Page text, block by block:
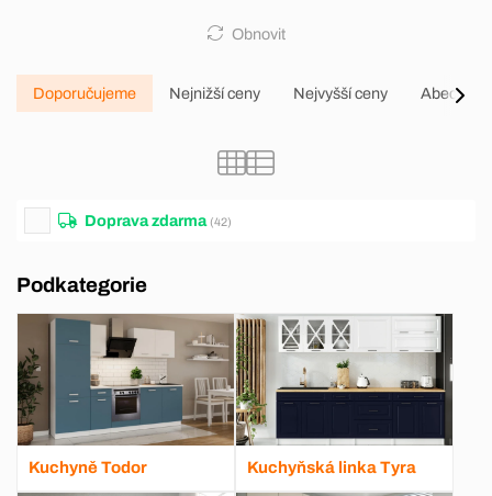
Obnovit
Doporučujeme Nejnižší ceny Nejvyšší ceny Abecedně
Doprava zdarma (42)
Podkategorie
Kuchyně Todor Kuchyňská linka Tyra